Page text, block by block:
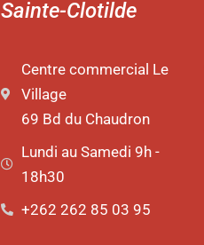
Sainte-Clotilde
Centre commercial Le
Village
69 Bd du Chaudron
Lundi au Samedi 9h -
18h30
+262 262 85 03 95